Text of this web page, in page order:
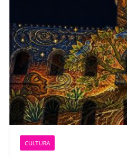
CULTURA